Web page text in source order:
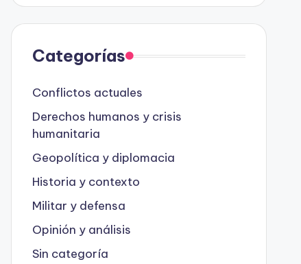
Categorías
Conflictos actuales
Derechos humanos y crisis
humanitaria
Geopolítica y diplomacia
Historia y contexto
Militar y defensa
Opinión y análisis
Sin categoría